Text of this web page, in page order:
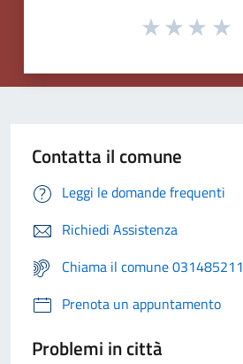
Contatta il comune
Leggi le domande frequenti
Richiedi Assistenza
Chiama il comune 031485211
Prenota un appuntamento
Problemi in città